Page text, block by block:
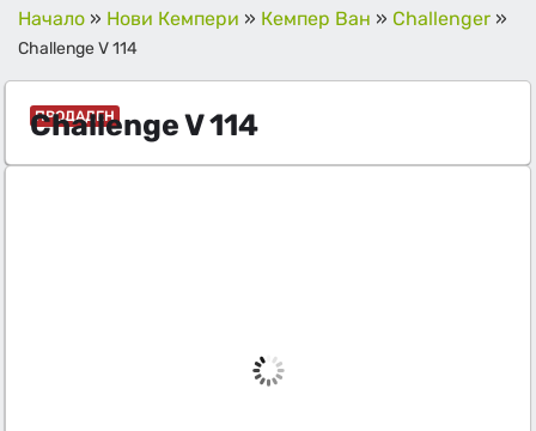
Начало » Нови Кемпери » Кемпер Ван » Challenger »
Challenge V 114
ПРОДАДЕН
Challenge V 114